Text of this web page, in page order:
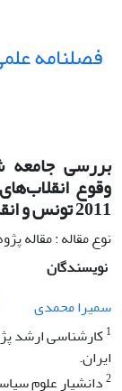
فصلنامه
بررسی جامعه
وقوع
2011 تونس و انقلاب اسلامی ایران)
نوع مقاله : مقاله
نویسندگان
سمیرا محمدی
1کارشناسی ارشد
ایران.
2دانشیار علوم